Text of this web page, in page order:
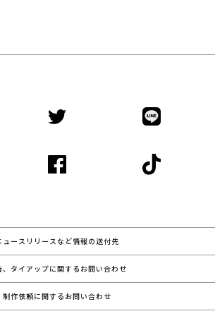
ュースリリースなど情報の送付先
、タイアップに関するお問い合わせ
制作依頼に関するお問い合わせ